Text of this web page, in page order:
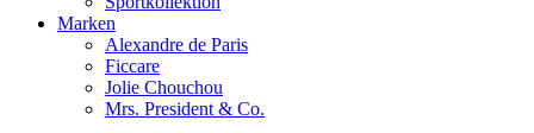
Marken
Alexandre de Paris
Ficcare
Jolie Chouchou
Mrs. President & Co.